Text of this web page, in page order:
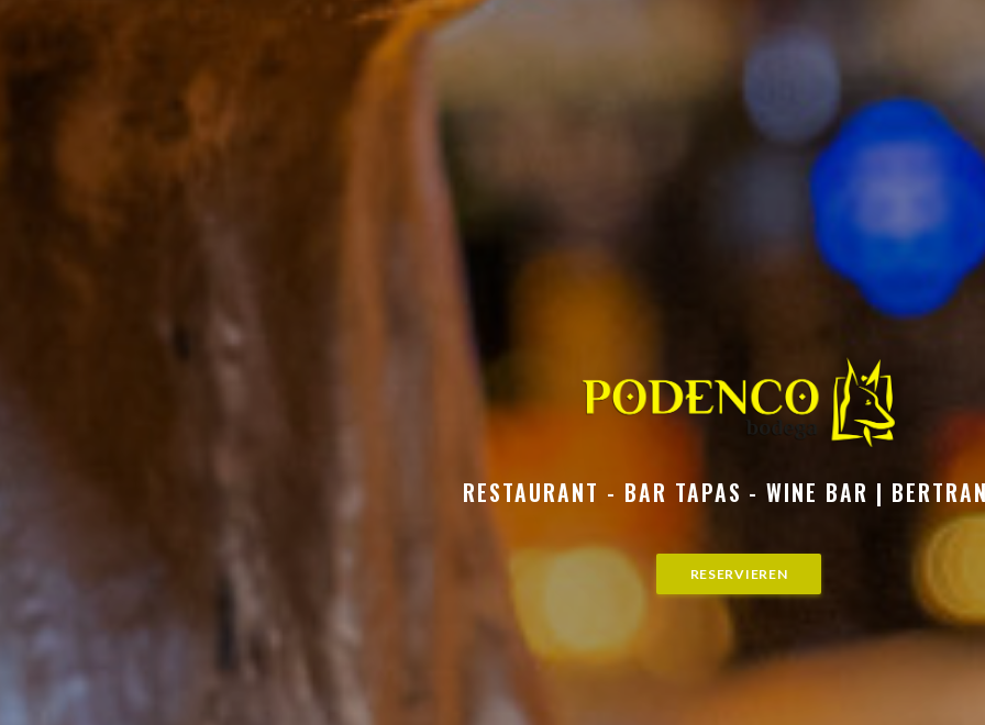
PODENCO BODEGARESTAURANT - BAR TAPAS - WINE BAR |
RESERVIEREN